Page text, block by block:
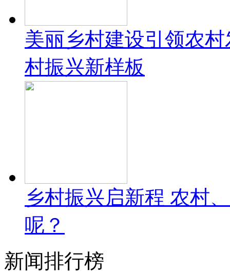
美丽乡村建设引领农
村振兴新样板
乡村振兴启新程 农村
呢？
新闻排行榜